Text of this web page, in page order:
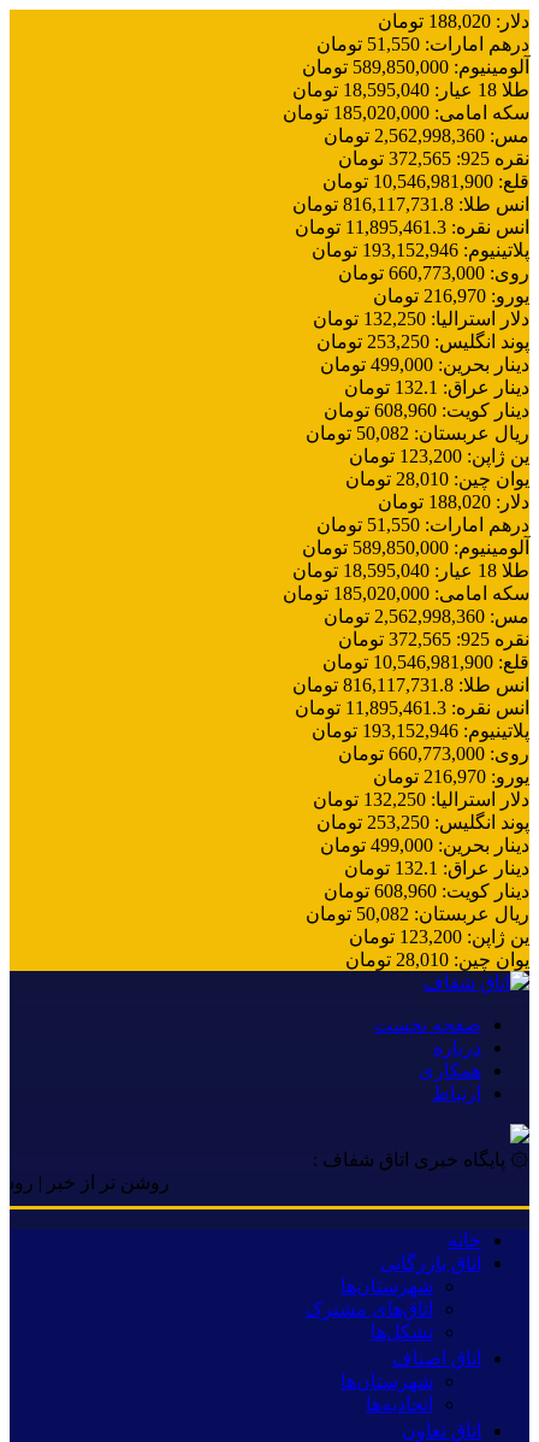
دلار :
188,020 تومان
درهم امارات:
51,550 تومان
آلومینیوم:
589,850,000 تومان
طلا 18 عیار
:
18,595,040 تومان
سکه امامی:
185,020,000 تومان
مس:
2,562,998,360 تومان
نقره 925
:
372,565 تومان
قلع:
10,546,981,900 تومان
انس طلا:
816,117,731.8 تومان
انس نقره:
11,895,461.3 تومان
پلاتینیوم:
193,152,946 تومان
روی:
660,773,000 تومان
یورو:
216,970 تومان
دلار استرالیا:
132,250 تومان
پوند انگلیس:
253,250 تومان
دینار بحرین:
499,000 تومان
دینار عراق:
132.1 تومان
دینار کویت:
608,960 تومان
ریال عربستان:
50,082 تومان
ین ژاپن:
123,200 تومان
یوان چین:
28,010 تومان
دلار :
188,020 تومان
درهم امارات:
51,550 تومان
آلومینیوم:
589,850,000 تومان
طلا 18 عیار
:
18,595,040 تومان
سکه امامی:
185,020,000 تومان
مس:
2,562,998,360 تومان
نقره 925
:
372,565 تومان
قلع:
10,546,981,900 تومان
انس طلا:
816,117,731.8 تومان
انس نقره:
11,895,461.3 تومان
پلاتینیوم:
193,152,946 تومان
روی:
660,773,000 تومان
یورو:
216,970 تومان
دلار استرالیا:
132,250 تومان
پوند انگلیس:
253,250 تومان
دینار بحرین:
499,000 تومان
دینار عراق:
132.1 تومان
دینار کویت:
608,960 تومان
ریال عربستان:
50,082 تومان
ین ژاپن:
123,200 تومان
یوان چین:
28,010 تومان
صفحه نخست
درباره
همکاری
ارتباط
۞ پایگاه خبری اتاق شفاف :
روشن تر از خبر | روشن
خانه
اتاق بازرگانی
شهرستان‌ها
اتاق‌های مشترک
تشکل‌ها
اتاق اصناف
شهرستان‌ها
اتحادیه‌ها
اتاق تعاون